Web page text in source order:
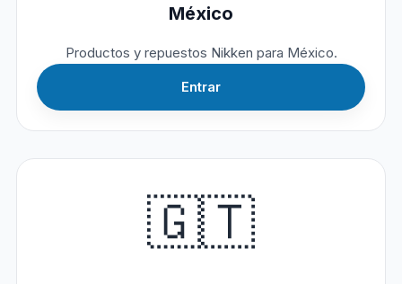
México
Productos y repuestos Nikken para México.
Entrar
🇬🇹